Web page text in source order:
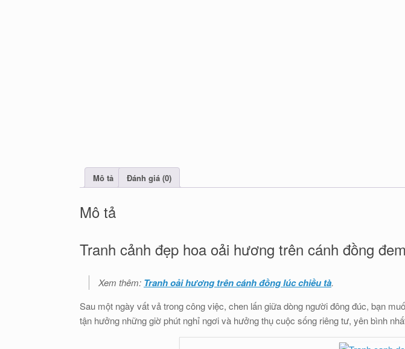
Mô tả Đánh giá (0)
Mô tả
Tranh cảnh đẹp hoa oải hương trên cánh đồng
Xem thêm: Tranh oải hương trên cánh đồng lúc chiều tà.
Sau một ngày vất vả trong công việc, chen lấn giữa dòng người đông đúc, bạn
tận hưởng những giờ phút nghỉ ngơi và hưởng thụ cuộc sống riêng tư, yên bình